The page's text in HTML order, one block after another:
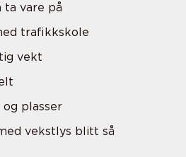
ta vare på
trafikkskole
vekt
plasser
vekstlys blitt så